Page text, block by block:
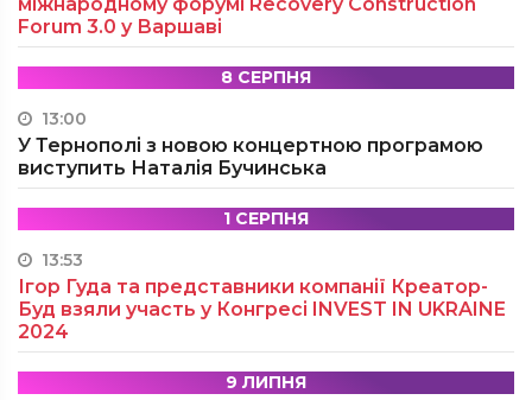
Forum 3.0 у Варшаві
8 СЕРПНЯ
13:00
У Тернополі з новою концертною програмою
виступить Наталія Бучинська
1 СЕРПНЯ
13:53
Ігор Гуда та представники компанії Креатор-
Буд взяли участь у Конгресі INVEST IN UKRAINE
2024
9 ЛИПНЯ